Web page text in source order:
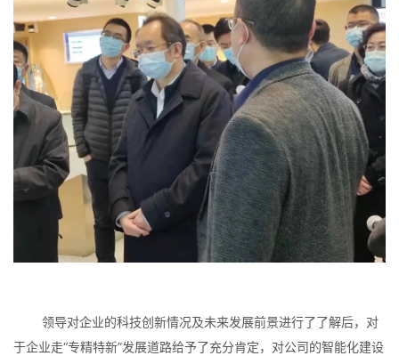
领导对企业的科技创新情况及未来发展前景进行了了解后，对
于企业走“专精特新”发展道路给予了充分肯定，对公司的智能化建设